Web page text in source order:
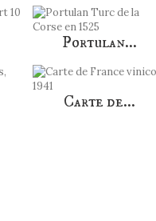
Portulan...
Carte de...